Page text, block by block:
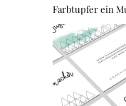
Farbtupfer ein